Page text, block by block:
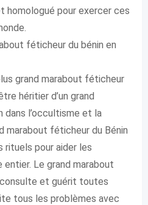
homologué pour exercer ces
féticheur du bénin en
grand marabout féticheur
héritier d’un grand
dans l’occultisme et la
marabout féticheur du Bénin
rituels pour aider les
entier. Le grand marabout
et guérit toutes
tous les problèmes avec